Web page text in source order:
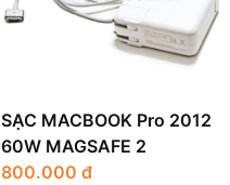
SẠC MACBOOK Pro 2012
60W MAGSAFE 2
800.000 đ